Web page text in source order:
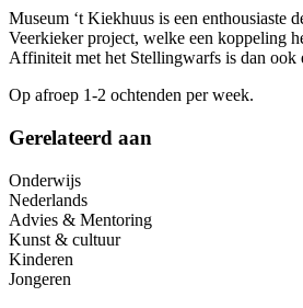
Museum ‘t Kiekhuus is een enthousiaste
Veerkieker project, welke een koppeling
Affiniteit met het Stellingwarfs is dan ook
Op afroep 1-2 ochtenden per week.
Gerelateerd aan
Onderwijs
Nederlands
Advies & Mentoring
Kunst & cultuur
Kinderen
Jongeren